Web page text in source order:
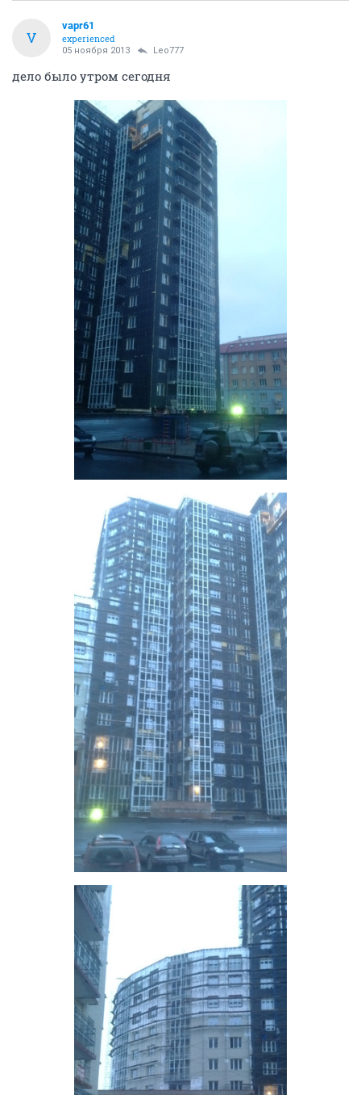
V
vapr61
experienced
05 ноября 2013 Leo777
дело было утром сегодня